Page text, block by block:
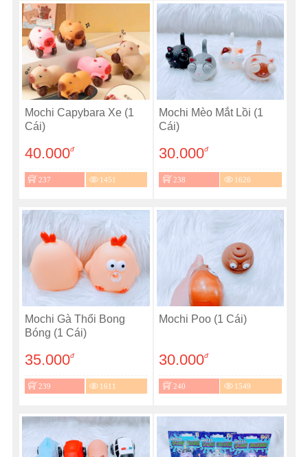
Mochi Capybara Xe (1
Cái)
40.000đ
237 1451
Mochi Mèo Mắt Lồi (1
Cái)
30.000đ
238 1626
Mochi Gà Thổi Bong
Bóng (1 Cái)
35.000đ
239 1611
Mochi Poo (1 Cái)
30.000đ
240 1549